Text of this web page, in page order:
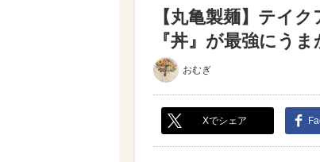
【丸亀製麺】テイ
『丼』が最強にうま
おむぎ
Xでシェア